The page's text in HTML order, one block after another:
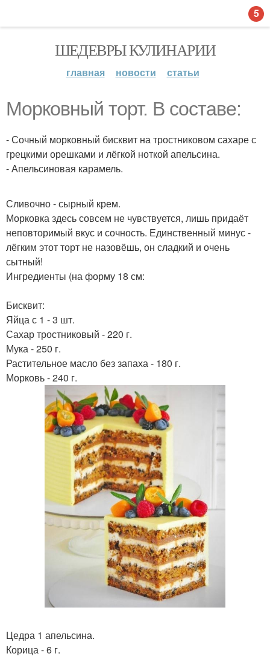
ШЕДЕВРЫ КУЛИНАРИИ
главная новости статьи
Морковный торт. В составе:
- Сочный морковный бисквит на тростниковом сахаре с
грецкими орешками и лёгкой ноткой апельсина.
- Апельсиновая карамель.
Сливочно - сырный крем.
Морковка здесь совсем не чувствуется, лишь придаёт
неповторимый вкус и сочность. Единственный минус -
лёгким этот торт не назовёшь, он сладкий и очень
сытный!
Ингредиенты (на форму 18 см:
Бисквит:
Яйца с 1 - 3 шт.
Сахар тростниковый - 220 г.
Мука - 250 г.
Растительное масло без запаха - 180 г.
Морковь - 240 г.
Цедра 1 апельсина.
Корица - 6 г.
5